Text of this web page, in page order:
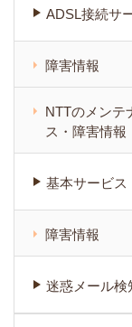
ADSL接続サ
障害情報
NTTのメンテ
ス・障害情報
基本サービス
障害情報
迷惑メール検